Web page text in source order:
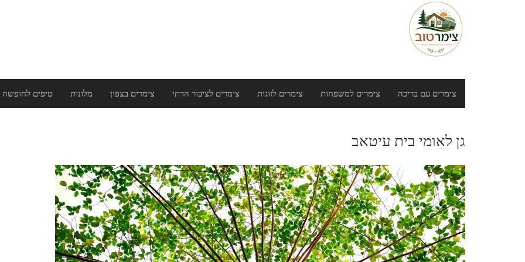
צימרים עם בריכה צימרים למשפחות צימרים לזוגות צימרים לציבור הדתי צימרים בצפון מלונות טיפים לחופשה
גן לאומי בית עיטאב